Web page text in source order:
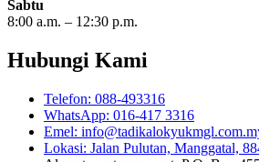
Sabtu
8:00 a.m. – 12:30 p.m.
Hubungi Kami
Telefon: 088-493316
WhatsApp: 016-417 3316
Emel:
Lokasi: Jalan Pulutan, Manggatal,